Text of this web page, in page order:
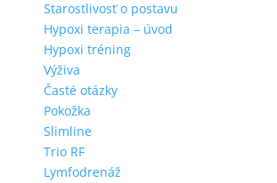
Starostlivosť o postavu
Hypoxi terapia – úvod
Hypoxi tréning
Výživa
Časté otázky
Pokožka
Slimline
Trio RF
Lymfodrenáž